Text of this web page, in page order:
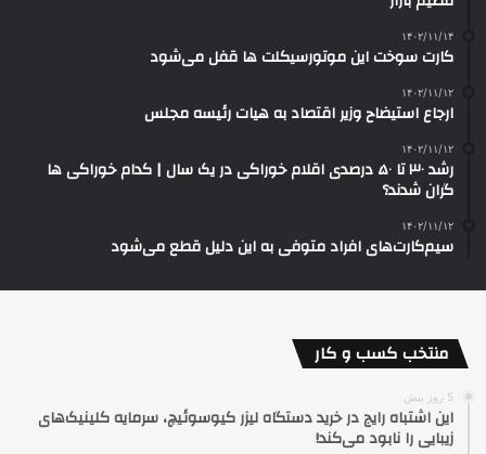
۱۴۰۲/۱۱/۱۴
کارت سوخت این موتورسیکلت ها قفل می‌شود
۱۴۰۲/۱۱/۱۲
ارجاع استیضاح وزیر اقتصاد به هیات رئیسه مجلس
۱۴۰۲/۱۱/۱۲
رشد ۳۰ تا ۵۰ درصدی اقلام خوراکی در یک سال | کدام خوراکی‌ ها
گران شدند؟
۱۴۰۲/۱۱/۱۲
سیم‌کارت‌های افراد متوفی به این دلیل قطع می‌شود
منتخب کسب و کار
5 روز پیش
این اشتباه رایج در خرید دستگاه لیزر کیوسوئیچ، سرمایه کلینیک‌های
زیبایی را نابود می‌کند!